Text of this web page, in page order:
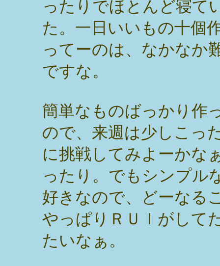
ったりでほとんど寝て
た。一日いいもの十個
ってーのは、なかなか
ですな。
簡単なものばっかり作
ので、来週は少しこっ
に挑戦してみよーかな
ったり。でもシンプル
好きなので、どーなる
やっぱりＲＵＩがして
たいなぁ。